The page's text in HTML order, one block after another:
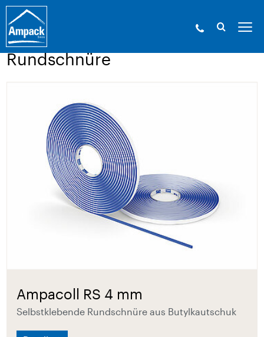
Ampack - Die Experten der Gebäudehülle. Seit
1946.»Produkte Rundschnüre
Rundschnüre
Ampacoll RS 4 mm
Selbstklebende Rundschnüre aus Butylkautschuk